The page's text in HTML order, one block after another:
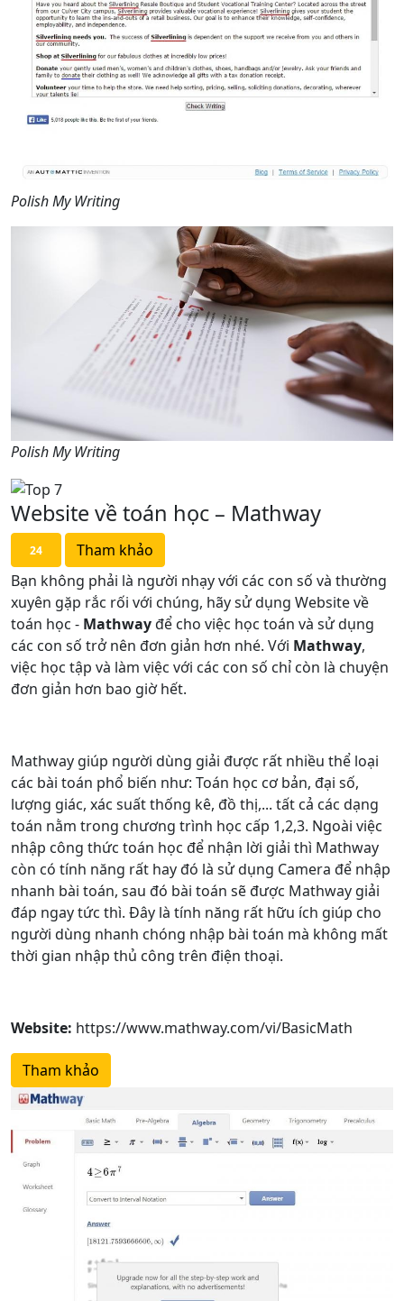
Polish My Writing
Polish My Writing
Website về toán học – Mathway
24
Tham khảo
Bạn không phải là người nhạy với các con số và thường
xuyên gặp rắc rối với chúng, hãy sử dụng Website về
toán học - Mathwayđể cho việc học toán và sử dụng
các con số trở nên đơn giản hơn nhé. Với Mathway,
việc học tập và làm việc với các con số chỉ còn là chuyện
đơn giản hơn bao giờ hết.
Mathway giúp người dùng giải được rất nhiều thể loại
các bài toán phổ biến như: Toán học cơ bản, đại số,
lượng giác, xác suất thống kê, đồ thị,... tất cả các dạng
toán nằm trong chương trình học cấp 1,2,3. Ngoài việc
nhập công thức toán học để nhận lời giải thì Mathway
còn có tính năng rất hay đó là sử dụng Camera để nhập
nhanh bài toán, sau đó bài toán sẽ được Mathway giải
đáp ngay tức thì. Đây là tính năng rất hữu ích giúp cho
người dùng nhanh chóng nhập bài toán mà không mất
thời gian nhập thủ công trên điện thoại.
Website: https://www.mathway.com/vi/BasicMath
Tham khảo